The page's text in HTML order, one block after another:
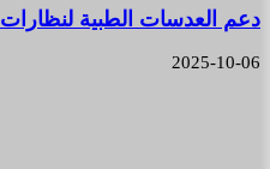
دعم العدسات الطبية لنظارات Meta Ray-Ban Display
2025-10-06